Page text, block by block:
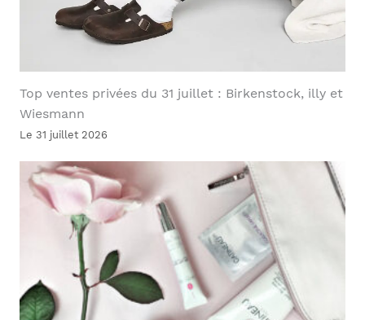
Top ventes privées du 31 juillet : Birkenstock, illy et
Wiesmann
Le 31 juillet 2026